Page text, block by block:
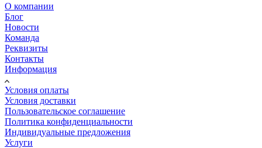
О компании
Блог
Новости
Команда
Реквизиты
Контакты
Информация
Условия оплаты
Условия доставки
Пользовательское соглашение
Политика конфиденциальности
Индивидуальные предложения
Услуги